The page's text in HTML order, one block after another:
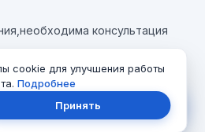
консультация
cookie для улучшения работы
Подробнее
Принять